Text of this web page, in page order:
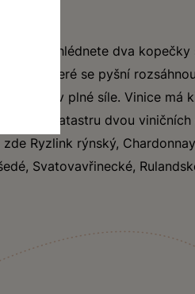
zahlédnete dva kopečky
vrch, které se pyšní
vinicí v plné síle. Vinice má
do katastru dvou viničních
Ryzlink rýnský,
Svatovavřinecké,